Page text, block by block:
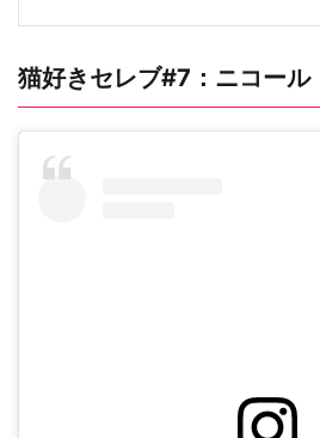
猫好きセレブ#7：ニコール